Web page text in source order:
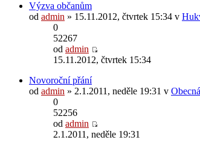
Výzva občanům
od admin » 15.11.2012, čtvrtek 15:34 v
0
52267
od admin
15.11.2012, čtvrtek 15:34
Novoroční přání
od admin » 2.1.2011, neděle 19:31 v
0
52256
od admin
2.1.2011, neděle 19:31